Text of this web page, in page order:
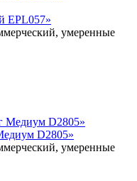
EPL057»
умеренные
D2805»
умеренные